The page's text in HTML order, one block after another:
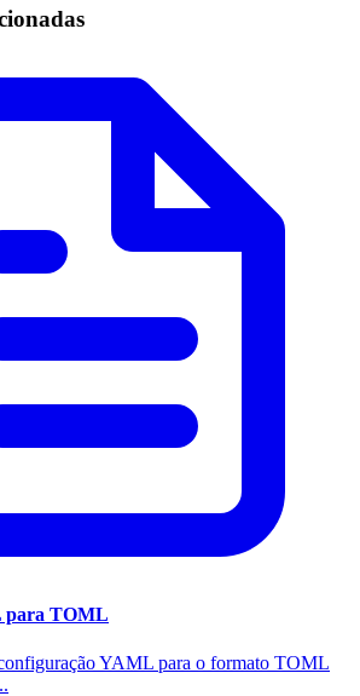
para TOML
YAML para o formato TOML